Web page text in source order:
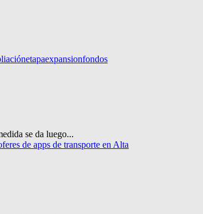
etapaexpansionfondos
se da luego...
de apps de transporte en Alta